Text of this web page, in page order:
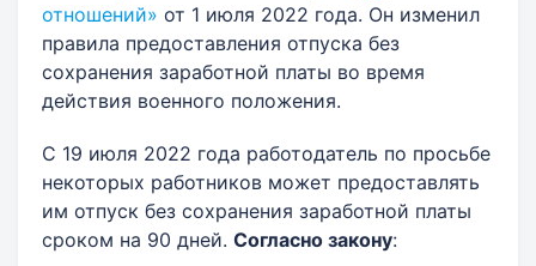
отношений» от 1 июля 2022 года. Он изменил
правила предоставления отпуска без
сохранения заработной платы во время
действия военного положения.
С 19 июля 2022 года работодатель по просьбе
некоторых работников может предоставлять
им отпуск без сохранения заработной платы
сроком на 90 дней. Согласно закону: